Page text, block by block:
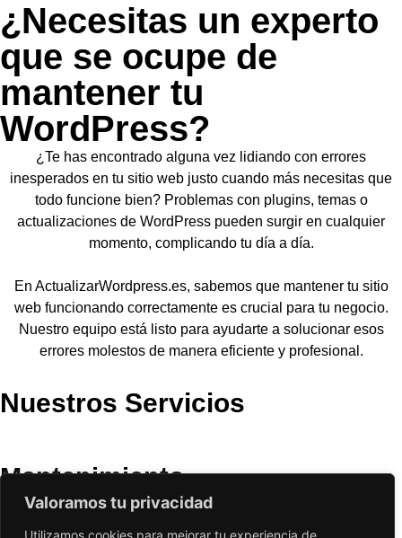
Valoramos tu privacidad
Utilizamos cookies para mejorar tu experiencia de
¿Necesitas un experto
que se ocupe de
mantener tu
WordPress?
¿Te has encontrado alguna vez lidiando con errores
inesperados en tu sitio web justo cuando más necesitas que
todo funcione bien? Problemas con plugins, temas o
actualizaciones de WordPress pueden surgir en cualquier
momento, complicando tu día a día.
En ActualizarWordpress.es, sabemos que mantener tu sitio
web funcionando correctamente es crucial para tu negocio.
Nuestro equipo está listo para ayudarte a solucionar esos
errores molestos de manera eficiente y profesional.
Nuestros Servicios